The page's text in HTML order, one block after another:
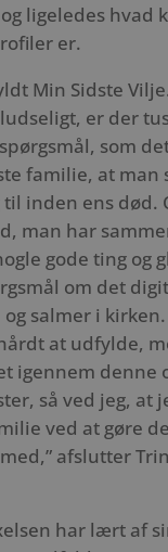
ligeledes hvad
er.
Min Sidste
er der
som
familie, at man
inden ens død.
man har
gode ting og
om det
salmer i
at udfylde,
igennem denne
så ved jeg, at
ved at gøre
afslutter
har lært af